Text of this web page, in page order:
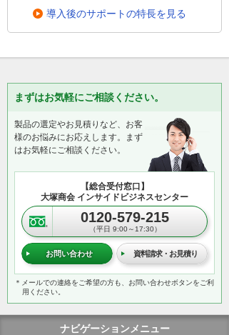
導入後のサポートの特長を見る
まずはお気軽にご相談ください。
製品の選定やお見積りなど、お客
様のお悩みにお応えします。まず
はお気軽にご相談ください。
【総合受付窓口】
大塚商会 インサイドビジネスセンター
0120-579-215
（平日 9:00～17:30）
お問い合わせ 資料請求・お見積り
＊メールでの連絡をご希望の方も、お問い合わせボタンをご利
用ください。
ナビゲーションメニュー